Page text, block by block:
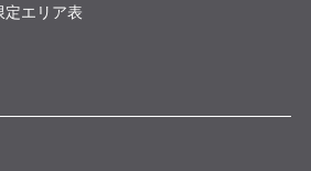
定エリア表